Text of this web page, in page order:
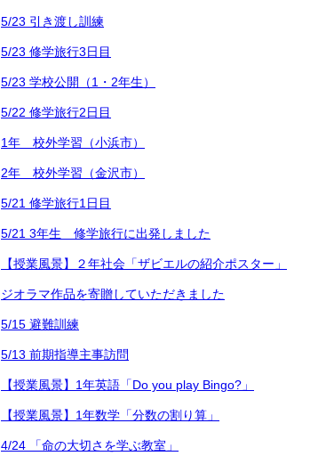
5/23 引き渡し訓練
5/23 修学旅行3日目
5/23 学校公開（1・2年生）
5/22 修学旅行2日目
1年 校外学習（小浜市）
2年 校外学習（金沢市）
5/21 修学旅行1日目
5/21 3年生 修学旅行に出発しました
【授業風景】２年社会「ザビエルの紹介ポスター」
ジオラマ作品を寄贈していただきました
5/15 避難訓練
5/13 前期指導主事訪問
【授業風景】1年英語「Do you play Bingo?」
【授業風景】1年数学「分数の割り算」
4/24 「命の大切さを学ぶ教室」